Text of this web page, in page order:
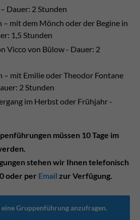
Dauer: 2 Stunden
mit dem Mönch oder der Begine in
1,5 Stunden
Vicco von Bülow - Dauer: 2
– mit Emilie oder Theodor Fontane
2 Stunden
im Herbst oder Frühjahr -
müssen 10 Tage im
stehen wir Ihnen telefonisch
oder per Email zur Verfügung.
Gruppenführung anzufragen.